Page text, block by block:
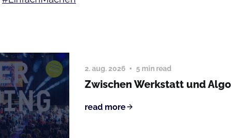
2. aug. 2026 5 min read
Zwischen Werkstatt und
read more